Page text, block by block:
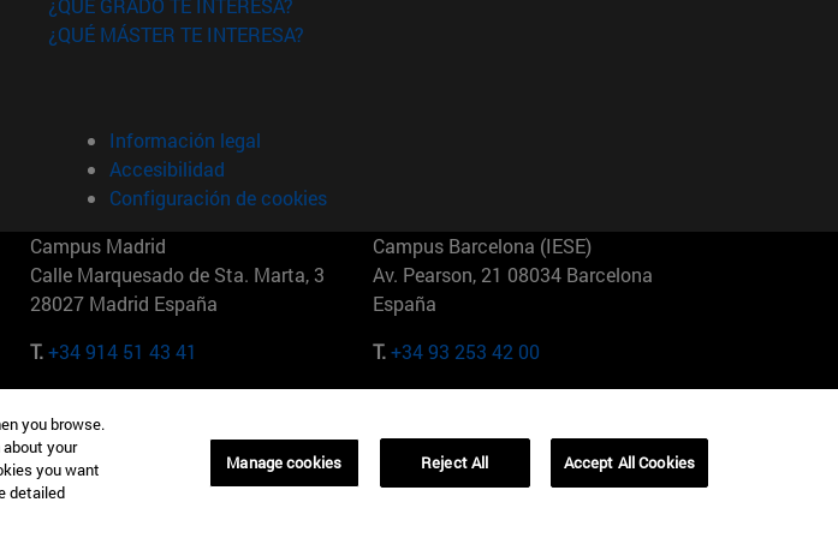
ventana)
nueva ventana)
nueva ventana)
¿QUÉ GRADO TE INTERESA?
¿QUÉ MÁSTER TE INTERESA?
Información legal
Accesibilidad
Configuración de cookies
Campus Madrid
Calle Marquesado de Sta. Marta, 3
28027 Madrid España
T.+34 914 51 43 41
Campus Barcelona (IESE)
Av. Pearson, 21 08034 Barcelona
España
T.+34 93 253 42 00
Maria-Theresia-Straße 15 81675
Múnich Alemania
T.+49 89 24209790
01321001 Bela Vista Brasil
you browse.
your
you want
detailed
Manage cookies Reject All Accept All Cookies